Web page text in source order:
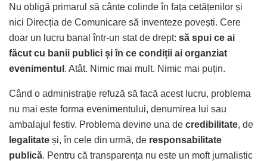
Nu obligă primarul să cânte colinde în fața cetățenilor și
nici Direcția de Comunicare să inventeze povești. Cere
doar un lucru banal într-un stat de drept: să spui ce ai
făcut cu banii publici și în ce condiții ai organziat
evenimentul . Atât. Nimic mai mult. Nimic mai puțin.
Când o administrație refuză să facă acest lucru, problema
nu mai este forma evenimentului, denumirea lui sau
ambalajul festiv. Problema devine una de credibilitate, de
legalitate și, în cele din urmă, de responsabilitate
publică. Pentru că transparența nu este un moft jurnalistic